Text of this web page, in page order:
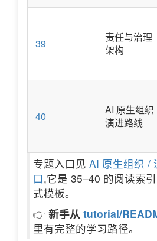
39
责任与治理
架构
40
AI 原生组织
演进路线
专题入口见 AI 原生组织 /
口,它是 35–40 的阅读索
式模板。
👉 新手从 tutorial/
里有完整的学习路径。